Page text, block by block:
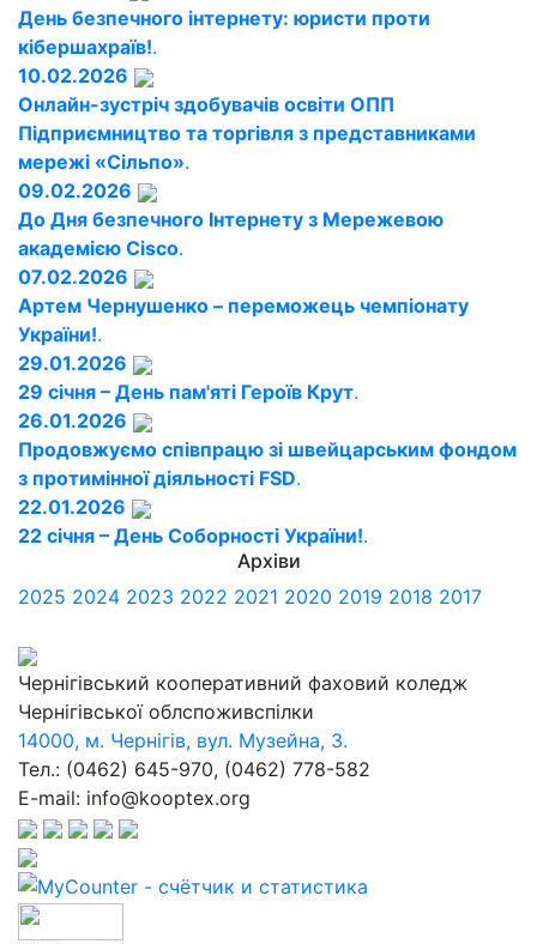
День безпечного інтернету: юристи проти
кібершахраїв!.
10.02.2026
Онлайн-зустріч здобувачів освіти ОПП
Підприємництво та торгівля з представниками
мережі «Сільпо».
09.02.2026
До Дня безпечного Інтернету з Мережевою
академією Cisco.
07.02.2026
Артем Чернушенко – переможець чемпіонату
України!.
29.01.2026
29 січня – День пам'яті Героїв Крут.
26.01.2026
Продовжуємо співпрацю зі швейцарським фондом
з протимінної діяльності FSD.
22.01.2026
22 січня – День Соборності України!.
Архіви
2025 2024 2023 2022 2021 2020 2019 2018 2017
Чернігівський кооперативний фаховий коледж
Чернігівської облспоживспілки
14000, м. Чернігів, вул. Музейна, 3.
Тел.: (0462) 645-970, (0462) 778-582
E-mail: info@kooptex.org